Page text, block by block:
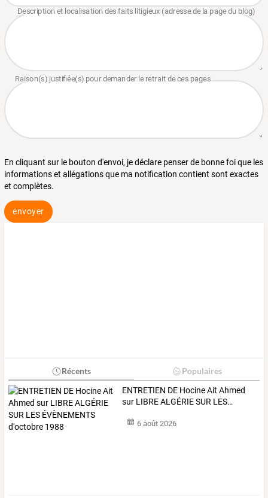
En cliquant sur le bouton d'envoi, je déclare penser de bonne foi que les
informations et allégations que ma notification contient sont exactes
et complètes.
envoyer
Récents Populaires
ENTRETIEN DE HocineAit Ahmed
sur LIBREALGÉRIESUR LES…
6 août 2026